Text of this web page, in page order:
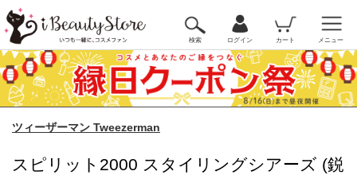
検索 ログイン カート メニュー
ツィーザーマン Tweezerman
スピリット2000 スタイリングシアーズ (鋭